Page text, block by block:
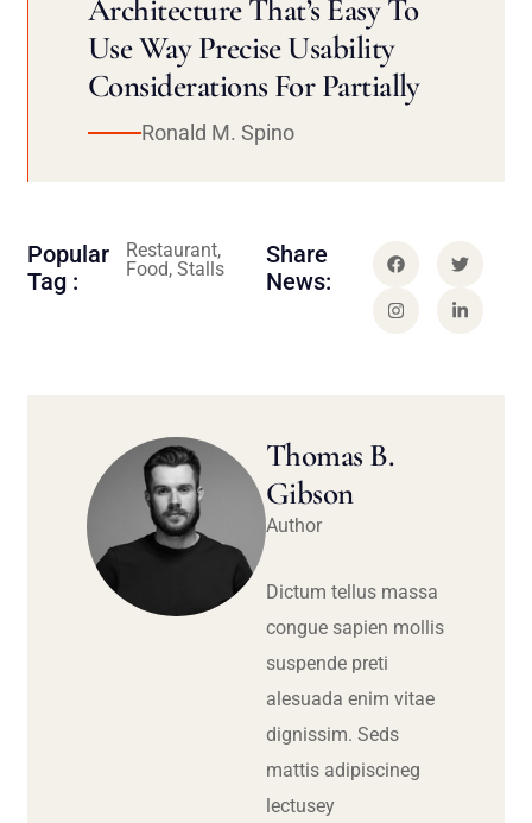
Architecture That’s Easy To
Use Way Precise Usability
Considerations For Partially
Ronald M. Spino
Popular
Tag :
Restaurant,
Food, Stalls
Share
News:
Thomas B.
Gibson
Author
Dictum tellus massa
congue sapien mollis
suspende preti
alesuada enim vitae
dignissim. Seds
mattis adipiscineg
lectusey